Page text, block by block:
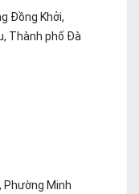
Đồng Khởi,
Thành phố Đà
Phường Minh